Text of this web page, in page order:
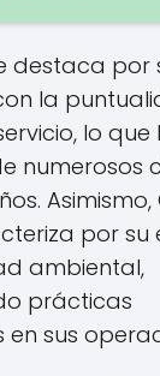
destaca por
la
lo que
numerosos
Asimismo,
por su
ambiental,
prácticas
sus